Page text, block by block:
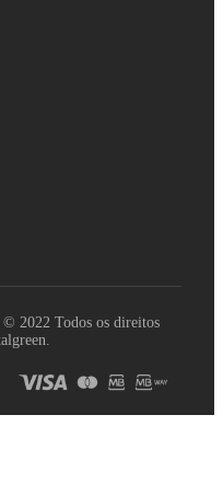
© 2022 Todos os direitos